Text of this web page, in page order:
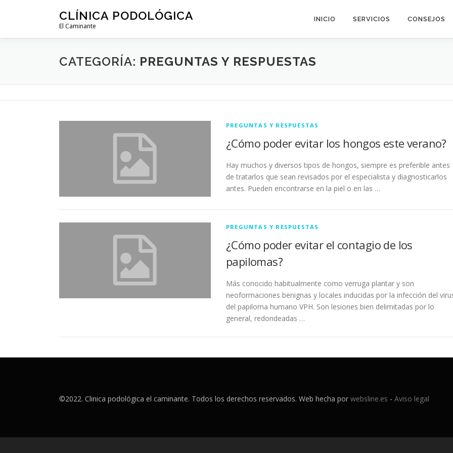
CLÍNICA PODOLÓGICA
El Caminante
INICIO SERVICIOS CONSEJOS
CATEGORÍA: PREGUNTAS Y RESPUESTAS
PREGUNTAS Y RESPUESTAS
¿Cómo poder evitar los hongos este verano?
Hay muchos y diversos tipos de hongos, siempre es preferible antes
de tratarlos que sean revisados por el especialista y diagnosticarlos
antes. Pueden encontrarse en la piel o en las …
PREGUNTAS Y RESPUESTAS
¿Cómo poder evitar el contagio de los
papilomas?
Más conocido habitualmente como verruga plantar y son
neoformaciones benignas y locales inducidas por la infección del
del papiloma humano VPH. Son lesiones bien delimitadas por lo
general, redondeadas …
©2022. Clinica podológica el caminante. Todos los derechos reservados. Web hecha por websline.es - Aviso legal